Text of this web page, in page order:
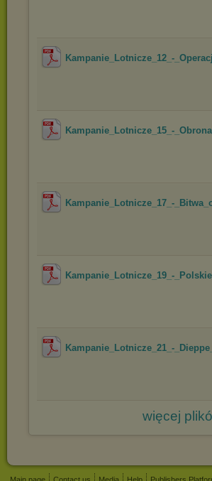
Kampanie_Lotnicze_12_-
Kampanie_Lotnicze_15_-
Kampanie_Lotnicze_17_-
Kampanie_Lotnicze_19_-
Kampanie_Lotnicze_21_-
więcej